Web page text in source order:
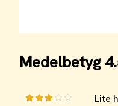
Medelbetyg
Lite